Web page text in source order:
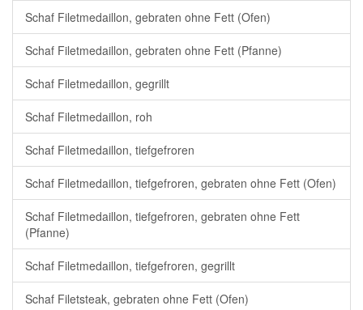
Schaf Filetmedaillon, gebraten ohne Fett (Ofen)
Schaf Filetmedaillon, gebraten ohne Fett (Pfanne)
Schaf Filetmedaillon, gegrillt
Schaf Filetmedaillon, roh
Schaf Filetmedaillon, tiefgefroren
Schaf Filetmedaillon, tiefgefroren, gebraten ohne Fett (Ofen)
Schaf Filetmedaillon, tiefgefroren, gebraten ohne Fett
(Pfanne)
Schaf Filetmedaillon, tiefgefroren, gegrillt
Schaf Filetsteak, gebraten ohne Fett (Ofen)